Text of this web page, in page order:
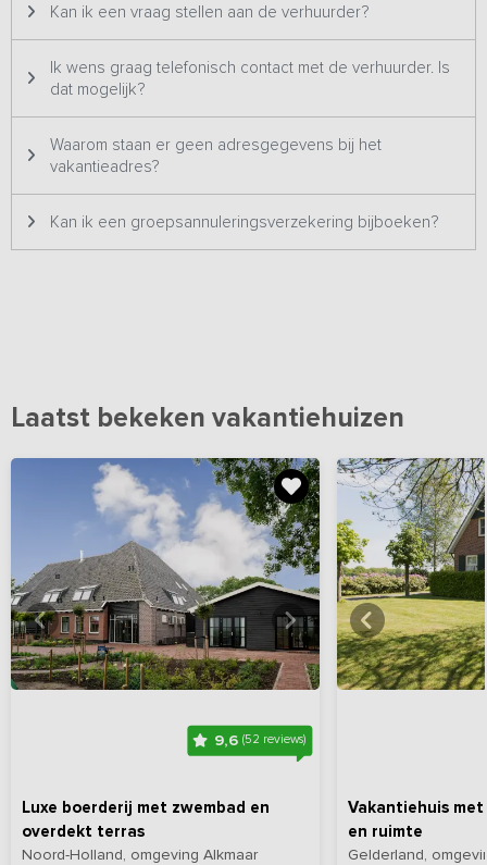
Kan ik een vraag stellen aan de verhuurder?
Ik wens graag telefonisch contact met de verhuurder. Is
dat mogelijk?
Waarom staan er geen adresgegevens bij het
vakantieadres?
Kan ik een groepsannuleringsverzekering bijboeken?
Laatst bekeken vakantiehuizen
9,6 (52 reviews)
Luxe boerderij met zwembad en
overdekt terras
Noord-Holland, omgeving Alkmaar
Bekijkhieralle foto's
Vakantiehuis
en ruimte
Gelderland,
Bekijk